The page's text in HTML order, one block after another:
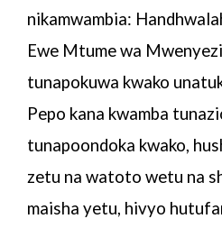
nikamwambia:
Ewe Mtumewa
tunapokuwa kwako
Pepo kana kwamba
tunapoondoka kwako,
zetu na watoto wetu na
maisha yetu, hivyo